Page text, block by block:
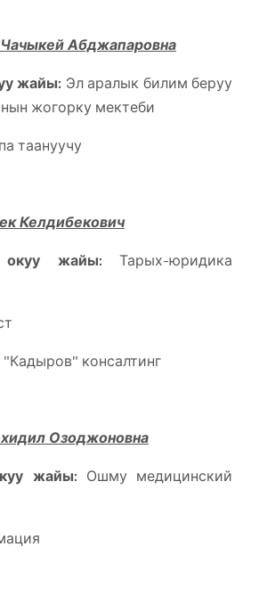
Абджапаровна
жайы: Эл аралык билим беруу
жогорку мектеби
таануучу
Келдибекович
окуу жайы: Тарых-юридика
"Кадыров" консалтинг
Озоджоновна
жайы: Ошму медицинский